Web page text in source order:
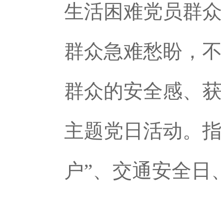
生活困难党员群
群众急难愁盼，
群众的安全感、
主题党日活动。
户”、交通安全